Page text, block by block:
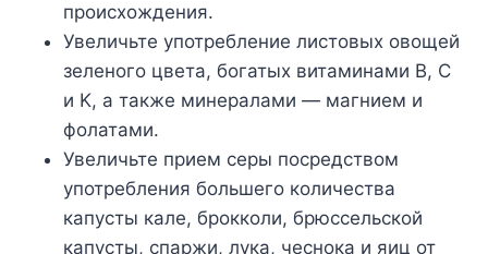
происхождения.
Увеличьте употребление листовых овощей
зеленого цвета, богатых витаминами B, C
и K, а также минералами — магнием и
фолатами.
Увеличьте прием серы посредством
употребления большего количества
капусты кале, брокколи, брюссельской
капусты, спаржи, лука, чеснока и яиц от